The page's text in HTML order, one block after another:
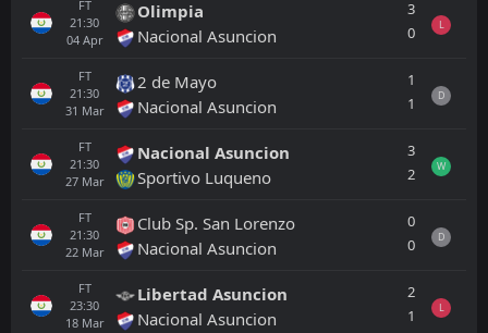
FT
21:30
04 Apr
Olimpia
Nacional Asuncion
3
0
L
FT
21:30
31 Mar
2 de Mayo
Nacional Asuncion
1
1
D
FT
21:30
27 Mar
Nacional Asuncion
Sportivo Luqueno
3
2
W
FT
21:30
22 Mar
Club Sp. San Lorenzo
Nacional Asuncion
0
0
D
FT
23:30
18 Mar
Libertad Asuncion
Nacional Asuncion
2
1
L